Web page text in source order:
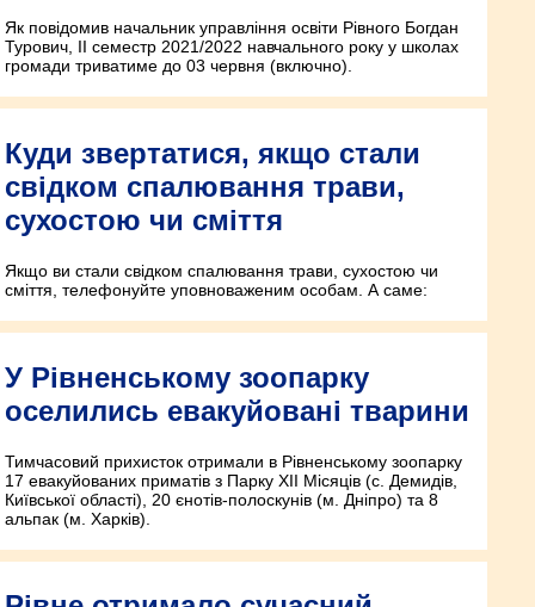
Як повідомив начальник управління освіти Рівного Богдан
Турович, ІІ семестр 2021/2022 навчального року у школах
громади триватиме до 03 червня (включно).
Куди звертатися, якщо стали
свідком спалювання трави,
сухостою чи сміття
Якщо ви стали свідком спалювання трави, сухостою чи
сміття, телефонуйте уповноваженим особам. А саме:
У Рівненському зоопарку
оселились евакуйовані тварини
Тимчасовий прихисток отримали в Рівненському зоопарку
17 евакуйованих приматів з Парку XII Місяців (с. Демидів,
Київської області), 20 єнотів-полоскунів (м. Дніпро) та 8
альпак (м. Харків).